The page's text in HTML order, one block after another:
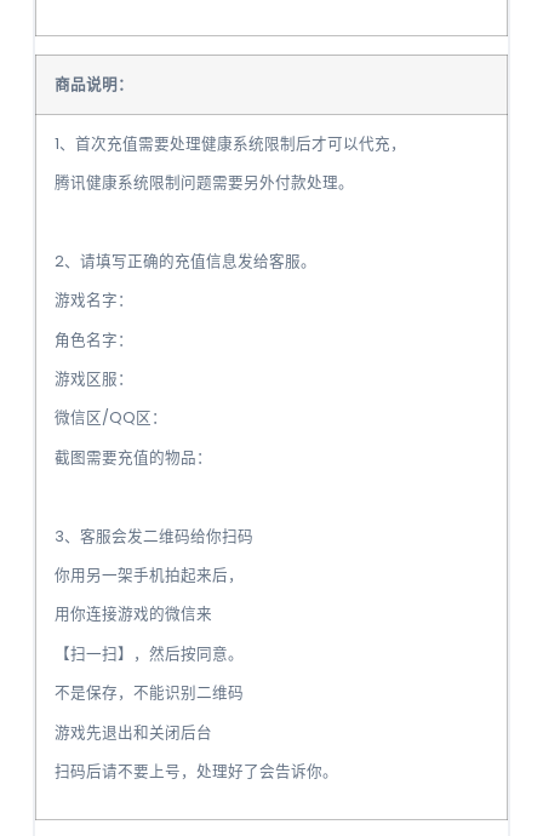
商品说明：
1、首次充值需要处理健康系统限制后才可以代充，
腾讯健康系统限制问题需要另外付款处理。
2、请填写正确的充值信息发给客服。
游戏名字：
角色名字：
游戏区服：
微信区/QQ区：
截图需要充值的物品：
3、客服会发二维码给你扫码
你用另一架手机拍起来后，
用你连接游戏的微信来
【扫一扫】，然后按同意。
️不是保存，不能识别二维码
游戏先退出和关闭后台
扫码后请不要上号，处理好了会告诉你。